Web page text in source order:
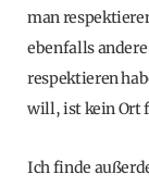
man
ebenfalls
respektieren
will, ist kein Ort
Ich finde